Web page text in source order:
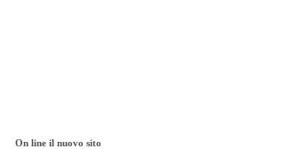
On line il nuovo sito